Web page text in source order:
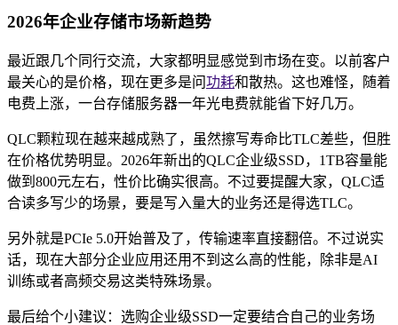
2026年企业存储市场新趋势
最近跟几个同行交流，大家都明显感觉到市场在变。以前客户
最关心的是价格，现在更多是问功耗和散热。这也难怪，随着
电费上涨，一台存储服务器一年光电费就能省下好几万。
QLC颗粒现在越来越成熟了，虽然擦写寿命比TLC差些，但胜
在价格优势明显。2026年新出的QLC企业级SSD，1TB容量能
做到800元左右，性价比确实很高。不过要提醒大家，QLC适
合读多写少的场景，要是写入量大的业务还是得选TLC。
另外就是PCIe 5.0开始普及了，传输速率直接翻倍。不过说实
话，现在大部分企业应用还用不到这么高的性能，除非是AI
训练或者高频交易这类特殊场景。
最后给个小建议：选购企业级SSD一定要结合自己的业务场